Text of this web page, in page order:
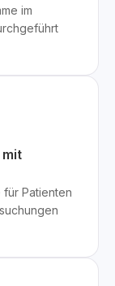
im
Patienten